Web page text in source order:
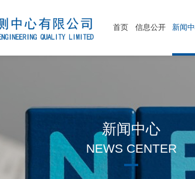
首页 信息公开 新闻
新闻中心
NEWS CENTER